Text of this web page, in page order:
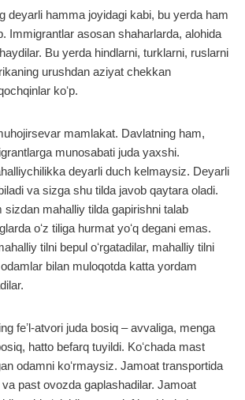
deyarli hamma joyidagi kabi, bu yerda ham
Immigrantlar asosan shaharlarda, alohida
Bu yerda hindlarni, turklarni, ruslarni
urushdan aziyat chekkan
koʻp.
mamlakat. Davlatning ham,
munosabati juda yaxshi.
deyarli duch kelmaysiz. Deyarli
va sizga shu tilda javob qaytara oladi.
sizdan mahalliy tilda gapirishni talab
oʻz tiliga hurmat yoʻq degani emas.
tilni bepul oʻrgatadilar, mahalliy tilni
bilan muloqotda katta yordam
feʼl-atvori juda bosiq – avvaliga, menga
hatto befarq tuyildi. Koʻchada mast
odamni koʻrmaysiz. Jamoat transportida
past ovozda gaplashadilar. Jamoat